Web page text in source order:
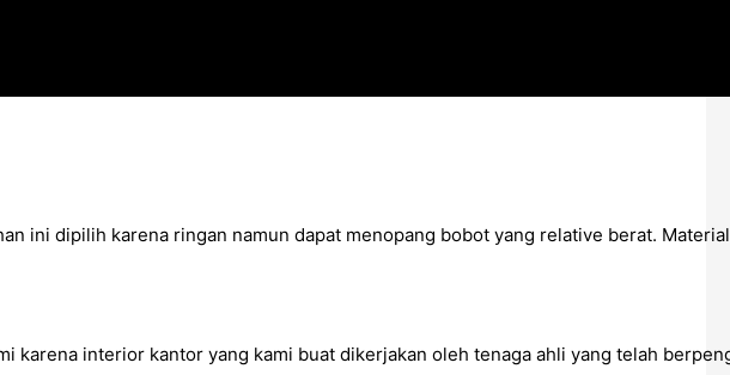
ini dipilih karena ringan namun dapat menopang bobot yang relative berat.
interior kantor yang kami buat dikerjakan oleh tenaga ahli yang telah